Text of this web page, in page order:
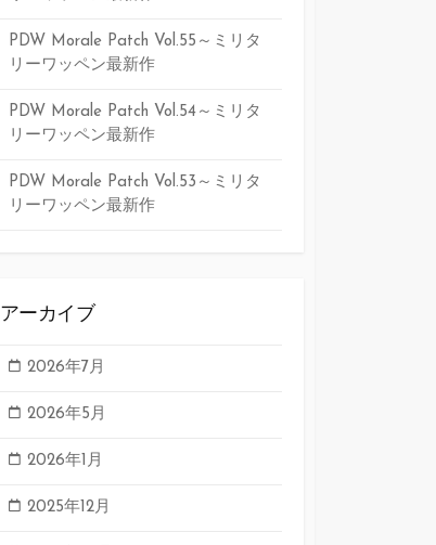
PDW Morale Patch Vol.55～ミリタ
リーワッペン最新作
PDW Morale Patch Vol.54～ミリタ
リーワッペン最新作
PDW Morale Patch Vol.53～ミリタ
リーワッペン最新作
アーカイブ
2026年7月
2026年5月
2026年1月
2025年12月